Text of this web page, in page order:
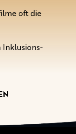
oft die
Inklusions-